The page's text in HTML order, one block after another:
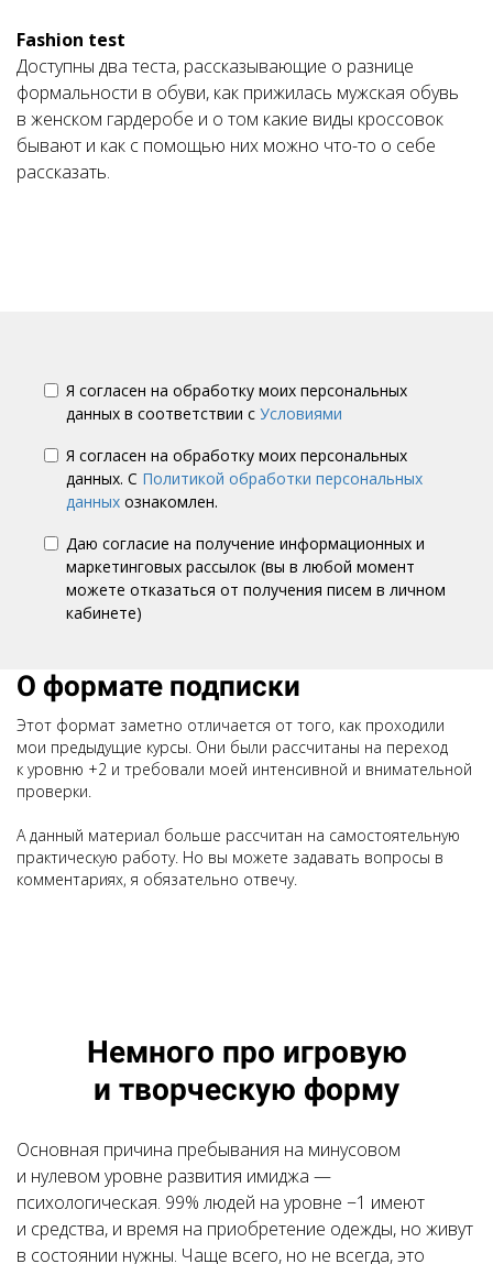
Fashion test
Доступны два теста, рассказывающие о разнице
формальности в обуви, как прижилась мужская обувь
в женском гардеробе и о том какие виды кроссовок
бывают и как с помощью них можно что-то о себе
рассказать.
Я согласен на обработку моих персональных
данных в соответствии с Условиями
Я согласен на обработку моих персональных
данных. С Политикой обработки персональных
данных ознакомлен.
Даю согласие на получение информационных и
маркетинговых рассылок (вы в любой момент
можете отказаться от получения писем в личном
кабинете)
О формате подписки
Этот формат заметно отличается от того, как проходили
мои предыдущие курсы. Они были рассчитаны на переход
к уровню +2 и требовали моей интенсивной и внимательной
проверки.
А данный материал больше рассчитан на самостоятельную
практическую работу. Но вы можете задавать вопросы в
комментариях, я обязательно отвечу.
Немного про игровую
и творческую форму
Основная причина пребывания на минусовом
и нулевом уровне развития имиджа —
психологическая. 99% людей на уровне −1 имеют
и средства, и время на приобретение одежды, но живут
в состоянии нужны. Чаще всего, но не всегда, это